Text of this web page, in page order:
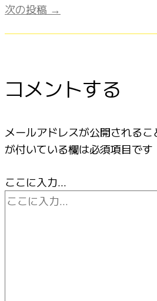
次の投稿 →
コメントする
メールアドレスが公開されるこ
が付いている欄は必須項目です
ここに入力…